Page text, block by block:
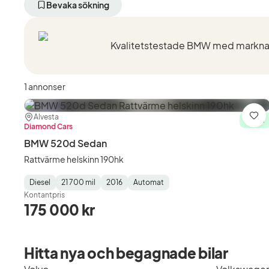
aktivt
(Modell)
Bevaka sökning
1 annonser
Plats:
Alvesta
Återförsäljare:
Diamond Cars
I lager
BMW 520d Sedan
Rattvärme helskinn 190hk
Fuel
Type:
Diesel
Mätarställning:
21 700 mil
Model
Year:
2016
Gearbox
Type:
Automat
Kontantpris
175 000 kr
Hitta nya och begagnade bilar